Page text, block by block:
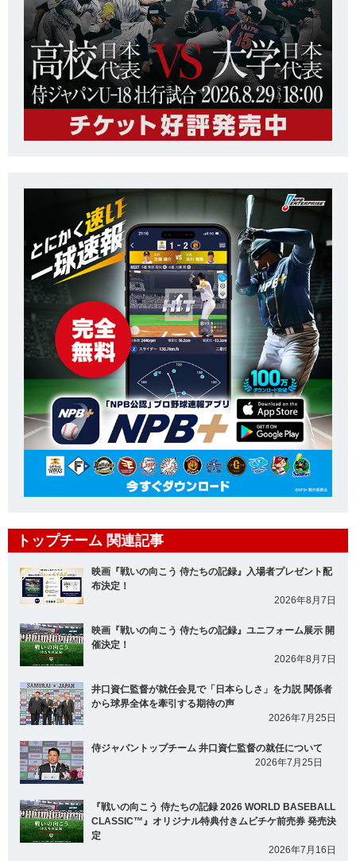
トップチーム 関連記事
映画『戦いの向こう 侍たちの記録』入場者プレゼント配
布決定！
2026年8月7日
映画『戦いの向こう 侍たちの記録』ユニフォーム展示 開
催決定！
2026年8月7日
井口資仁監督が就任会見で「日本らしさ」を力説 関係者
から球界全体を牽引する期待の声
2026年7月25日
侍ジャパントップチーム 井口資仁監督の就任について
2026年7月25日
『戦いの向こう 侍たちの記録 2026 WORLD BASEBALL
CLASSIC™』オリジナル特典付きムビチケ前売券 発売決
定
2026年7月16日